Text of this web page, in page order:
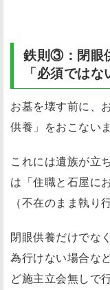
鉄則③：閉眼
「必須ではな
お墓を壊す前に、
供養」をおこないま
これには遺族が立
は「住職と石屋に
（不在のまま執り
閉眼供養だけでな
為行けない場合な
ど施主立会無しで